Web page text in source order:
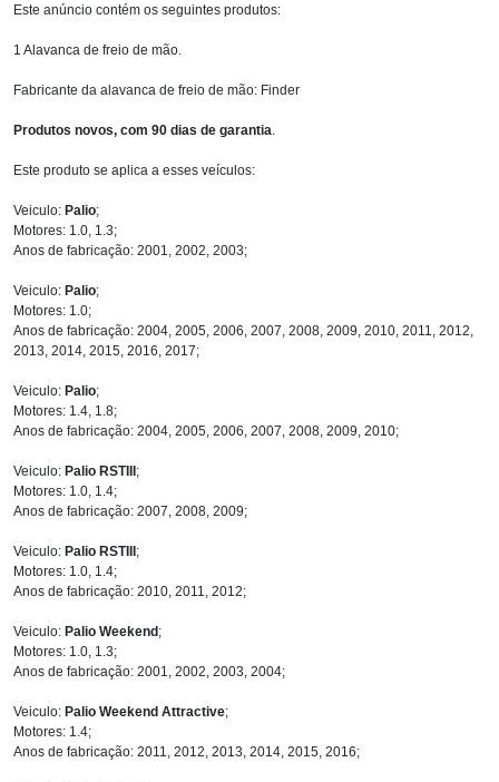
Este anúncio contém os seguintes produtos:
1 Alavanca de freio de mão.
Fabricante da alavanca de freio de mão: Finder
Produtos novos, com 90 dias de garantia
Este produto se aplica a esses veículos:
Veiculo: Palio;
Motores: 1.0, 1.3;
Anos de fabricação: 2001, 2002, 2003;
Veiculo: Palio;
Motores: 1.0;
Anos de fabricação: 2004, 2005, 2006, 2007, 2008, 2009, 2010, 2011, 2012,
2013, 2014, 2015, 2016, 2017;
Veiculo: Palio;
Motores: 1.4, 1.8;
Anos de fabricação: 2004, 2005, 2006, 2007, 2008, 2009, 2010;
Veiculo: Palio RSTIII;
Motores: 1.0, 1.4;
Anos de fabricação: 2007, 2008, 2009;
Veiculo: Palio RSTIII;
Motores: 1.0, 1.4;
Anos de fabricação: 2010, 2011, 2012;
Veiculo: Palio Weekend;
Motores: 1.0, 1.3;
Anos de fabricação: 2001, 2002, 2003, 2004;
Veiculo: Palio Weekend Attractive;
Motores: 1.4;
Anos de fabricação: 2011, 2012, 2013, 2014, 2015, 2016;